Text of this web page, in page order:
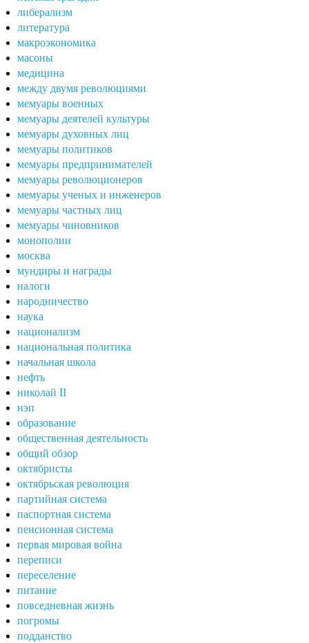
либерализм
литература
макроэкономика
масоны
медицина
между двумя революциями
мемуары военных
мемуары деятелей культуры
мемуары духовных лиц
мемуары политиков
мемуары предпринимателей
мемуары революционеров
мемуары ученых и инженеров
мемуары частных лиц
мемуары чиновников
монополии
москва
мундиры и награды
налоги
народничество
наука
национализм
национальная политика
начальная школа
нефть
николай II
нэп
образование
общественная деятельность
общий обзор
октябристы
октябрьская революция
партийная система
паспортная система
пенсионная система
первая мировая война
переписи
переселение
питание
повседневная жизнь
погромы
подданство